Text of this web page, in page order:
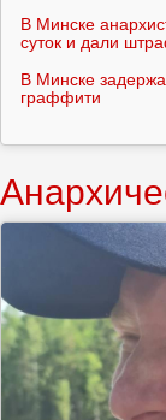
В Минске
суток и дали
В Минске
граффити